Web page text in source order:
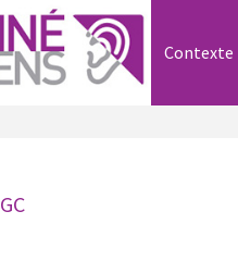
Contexte